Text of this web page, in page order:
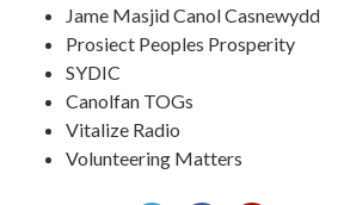
Jame Masjid Canol Casnewydd
Prosiect Peoples Prosperity
SYDIC
Canolfan TOGs
Vitalize Radio
Volunteering Matters